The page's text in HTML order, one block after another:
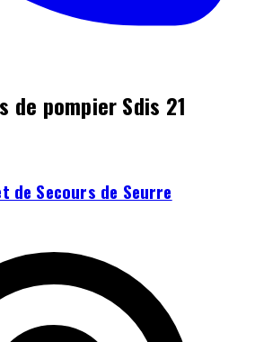
de pompier Sdis 21
de Secours de Seurre